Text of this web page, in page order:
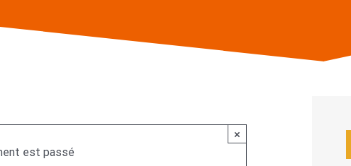
×
est passé